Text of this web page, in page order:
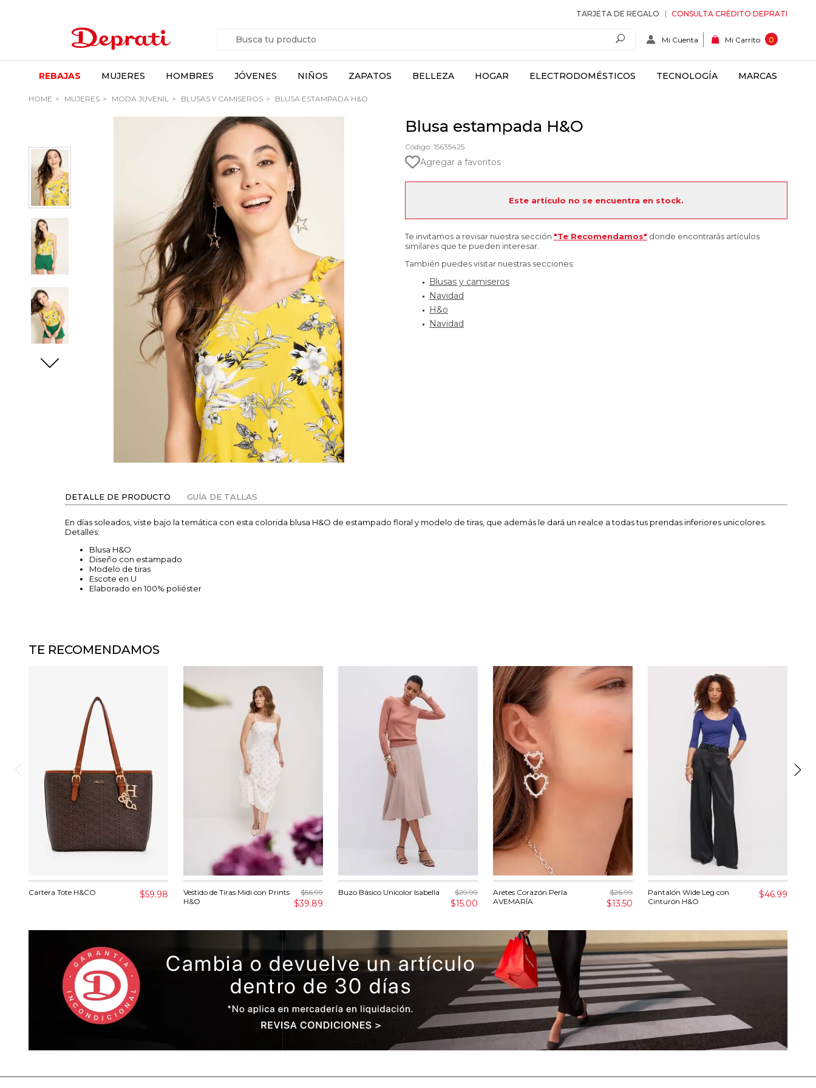
TARJETA DE REGALO CONSULTA CRÉDITO DEPRATI
Mi Cuenta Mi Carrito 0
REBAJAS MUJERES HOMBRES JÓVENES NIÑOS ZAPATOS BELLEZA HOGAR ELECTRODOMÉSTICOS TECNOLOGÍA MARCAS
HOME MUJERES MODA JUVENIL BLUSAS Y CAMISEROS BLUSA ESTAMPADA H&O
Blusa estampada H&O
Código: 15635425
Agregar a favoritos
Este artículo no se encuentra en stock.
Te invitamos a revisar nuestra sección "Te Recomendamos" donde encontrarás artículos
similares que te pueden interesar.
También puedes visitar nuestras secciones:
Blusas y camiseros
Navidad
H&o
Navidad
DETALLE DE PRODUCTO GUÍA DE TALLAS
En días soleados, viste bajo la temática con esta colorida blusa H&O de estampado floral y modelo de tiras, que además le dará un realce a todas tus prendas inferiores unicolores.
Detalles:
Blusa H&O
Diseño con estampado
Modelo de tiras
Escote en U
Elaborado en 100% poliéster
TE RECOMENDAMOS
Cartera Tote H&CO $59.98
Vestido de Tiras Midi con Prints
H&O
$56.99
$39.89
Buzo Básico Unicolor Isabella $29.99
$15.00
Aretes Corazón Perla
AVEMARÍA
$26.99
$13.50
Pantalón Wide Leg con
Cinturón H&O
$46.99